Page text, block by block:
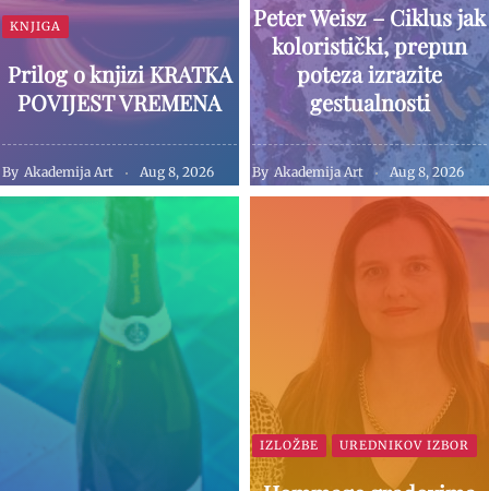
KNJIGA
Prilog o knjizi KRATKA
POVIJEST VREMENA
By Akademija Art Aug 8, 2026
Peter Weisz – Ciklus jak
koloristički, prepun
poteza izrazite
gestualnosti
By Akademija Art Aug 8, 2026
IZLOŽBE UREDNIKOV IZBOR